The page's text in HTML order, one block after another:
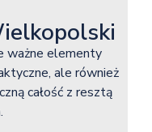
ważne elementy
ale również
całość z resztą